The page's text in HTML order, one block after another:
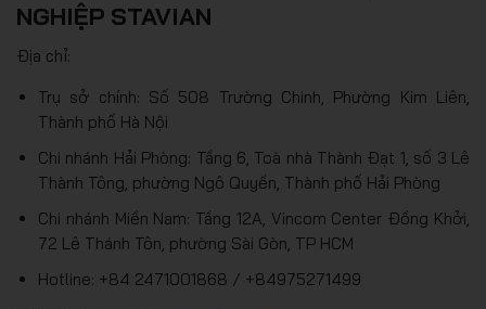
NGHIỆP STAVIAN
Địa chỉ:
Trụ sở chính: Số 508 Trường Chinh, Phường Kim Liên,
Thành phố Hà Nội
Chi nhánh Hải Phòng: Tầng 6, Toà nhà Thành Đạt 1, số 3 Lê
Thành Tông, phường Ngô Quyền, Thành phố Hải Phòng
Chi nhánh Miền Nam: Tầng 12A, Vincom Center Đồng Khởi,
72 Lê Thánh Tôn, phường Sài Gòn, TP HCM
Hotline: +84 2471001868 / +84975271499